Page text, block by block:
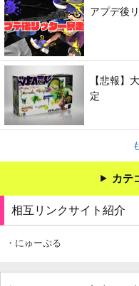
アプデ後
【悲報】
定
カテ
相互リンクサイト紹介
・にゅーぷる